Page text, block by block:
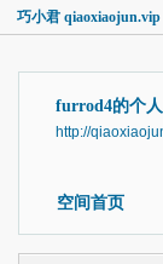
巧小君
furrod4的个
http://
空间首页